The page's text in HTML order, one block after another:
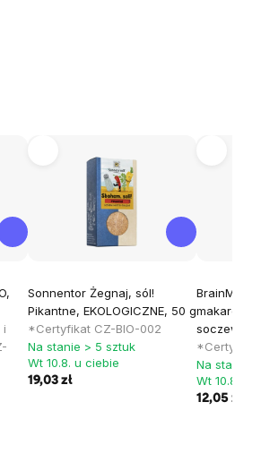
i
Sonnentor Żegnaj, sól!
Pikantne, EKOLOGICZNE, 50 g
*Certyfikat CZ-BIO-002
Na stanie > 5 sztuk
Wt 10.8. u ciebie
19,03 zł
BrainMax
makaron z
soczewicy,
*Certyfikat
Na stanie
Wt 10.8. u
12,05 zł